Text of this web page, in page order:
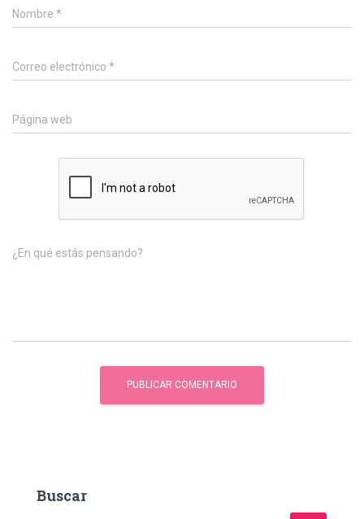
Nombre *
Correo electrónico *
Página web
¿En qué estás pensando?
Buscar